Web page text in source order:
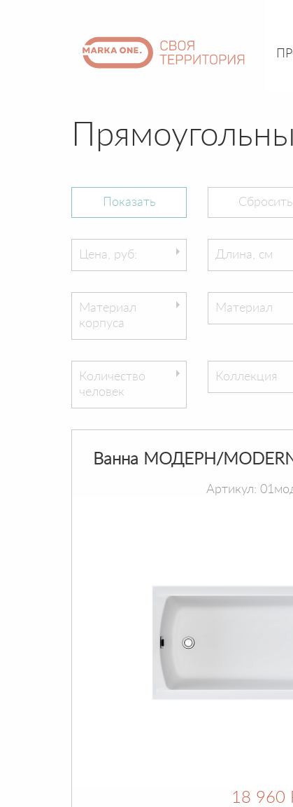
Цена, руб: Длина, см
Материал
корпуса
Материал
Количество
человек
Коллекция
Ванна МОДЕРН/
Артикул:
18 960